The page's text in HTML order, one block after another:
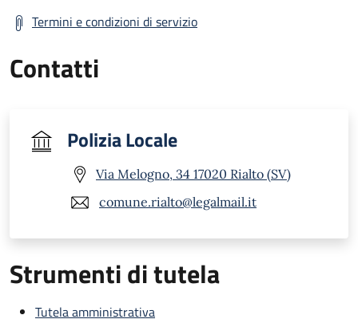
Termini e condizioni di servizio
Contatti
Polizia Locale
Via Melogno, 34 17020 Rialto (SV)
comune.rialto@legalmail.it
Strumenti di tutela
Tutela amministrativa